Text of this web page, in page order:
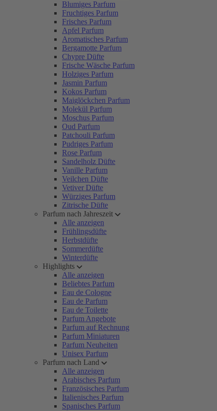
Blumiges Parfum
Fruchtiges Parfum
Frisches Parfum
Apfel Parfum
Aromatisches Parfum
Bergamotte Parfum
Chypre Düfte
Frische Wäsche Parfum
Holziges Parfum
Jasmin Parfum
Kokos Parfum
Maiglöckchen Parfum
Molekül Parfum
Moschus Parfum
Oud Parfum
Patchouli Parfum
Pudriges Parfum
Rose Parfum
Sandelholz Düfte
Vanille Parfum
Veilchen Düfte
Vetiver Düfte
Würziges Parfum
Zitrische Düfte
Parfum nach Jahreszeit
Alle anzeigen
Frühlingsdüfte
Herbstdüfte
Sommerdüfte
Winterdüfte
Highlights
Alle anzeigen
Beliebtes Parfum
Eau de Cologne
Eau de Parfum
Eau de Toilette
Parfum Angebote
Parfum auf Rechnung
Parfum Miniaturen
Parfum Neuheiten
Unisex Parfum
Parfum nach Land
Alle anzeigen
Arabisches Parfum
Französisches Parfum
Italienisches Parfum
Spanisches Parfum